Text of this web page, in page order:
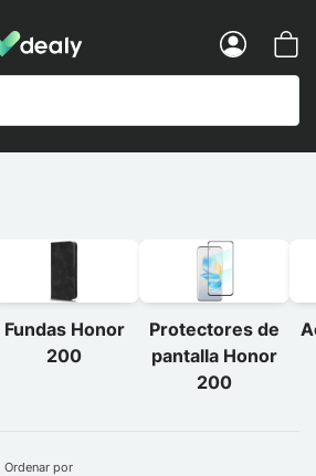
- Fundas y accesorios para
Fundas Honor
200
Protectores de
pantalla Honor
200
Ordenar por